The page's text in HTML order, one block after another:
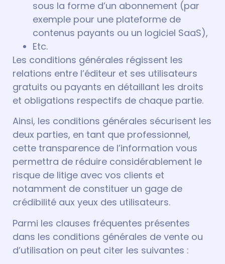
sous la forme d’un abonnement (par
exemple pour une plateforme de
contenus payants ou un logiciel SaaS),
Etc.
Les conditions générales régissent les
relations entre l’éditeur et ses utilisateurs
gratuits ou payants en détaillant les droits
et obligations respectifs de chaque partie.
Ainsi, les conditions générales sécurisent les
deux parties, en tant que professionnel,
cette transparence de l’information vous
permettra de réduire considérablement le
risque de litige avec vos clients et
notamment de constituer un gage de
crédibilité aux yeux des utilisateurs.
Parmi les clauses fréquentes présentes
dans les conditions générales de vente ou
d’utilisation on peut citer les suivantes :